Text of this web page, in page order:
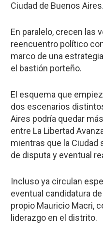
Ciudad de Buenos Aires.
En paralelo, crecen las
reencuentro político
marco de una
el bastión porteño.
El esquema que
dos escenarios
Aires podría quedar
entre La Libertad
mientras que la
de disputa y eventual
Incluso ya circulan
eventual candidatura
propio Mauricio Macri,
liderazgo en el distrito.